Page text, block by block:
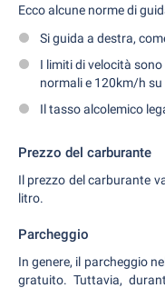
Ecco alcune norme di
Si guida a destra,
I limiti di velocità
normali e 120km/h
Il tasso alcolemico
Prezzo del carburante
Il prezzo del carburante
litro.
Parcheggio
In genere, il parcheggio
gratuito. Tuttavia,